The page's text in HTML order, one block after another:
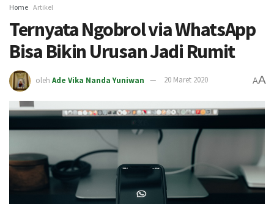
Home Artikel
Ternyata Ngobrol via WhatsApp
Bisa Bikin Urusan Jadi Rumit
oleh Ade Vika Nanda Yuniwan 20 Maret 2020 AA